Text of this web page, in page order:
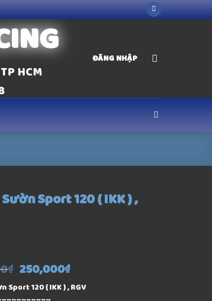
HCM
ĐĂNG NHẬP
Sport 120 ( IKK ) ,
₫ 250,000₫
Sport 120 ( IKK ) , RGV